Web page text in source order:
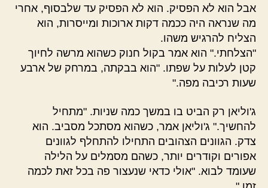
אבל הוא לא הפסיק. הוא לא הפסיק עד שלבסוף, אחרי
מה שנראה היה ככמה דקות ארוכות ומייסרות, הוא
הצליח להרגיש משהו.
"הצלחתי." הוא אמר בקול חנוק כשהוא מרשה לחיוך
קטן לעלות על שפתו. "הוא בבקתה, במרחק של ארבע
שעות רכיבה מפה."
ג'וליאן רק הביט בו במשך כמה שניות. "מתחיל
להחשיך." ג'וליאן אמר, כשהוא מסתכל מסביב. הוא
צדק. הגוונים הצהובים התחילו להתחלף לגוונים
אפורים וקודרים יותר, כשהם מסמלים על הלילה
שעומד לבוא. "אולי כדאי שנעצור פה בכל זאת לכמה